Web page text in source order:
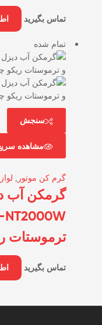
تماس بگیرید
تمام شده
سنجش
مشاهده
گرم کن موتور
گرمکن آب
ترموستات
تماس بگیرید